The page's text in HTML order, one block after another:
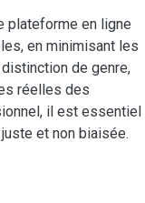
plateforme en ligne
en minimisant les
de genre,
réelles des
il est essentiel
et non biaisée.